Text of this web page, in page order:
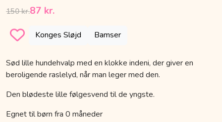
150 kr.87 kr.
Konges Sløjd Bamser
Sød lille hundehvalp med en klokke indeni, der giver en
beroligende raslelyd, når man leger med den.
Den blødeste lille følgesvend til de yngste.
Egnet til børn fra 0 måneder